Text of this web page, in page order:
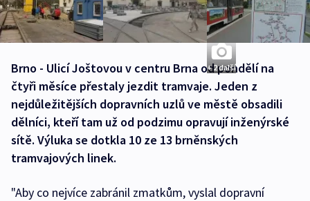
+ 2 další
Brno - Ulicí Joštovou v centru Brna od pondělí na
čtyři měsíce přestaly jezdit tramvaje. Jeden z
nejdůležitějších dopravních uzlů ve městě obsadili
dělníci, kteří tam už od podzimu opravují inženýrské
sítě. Výluka se dotkla 10 ze 13 brněnských
tramvajových linek.
"Aby co nejvíce zabránil zmatkům, vyslal dopravní